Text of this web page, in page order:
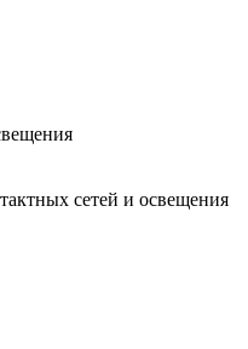
сетей и освещения